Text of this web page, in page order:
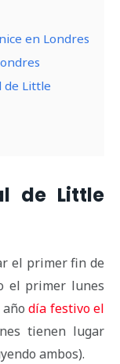
en Londres
de Little
de Little
el primer fin de
el primer lunes
añodía festivo el
tienen lugar
ambos).